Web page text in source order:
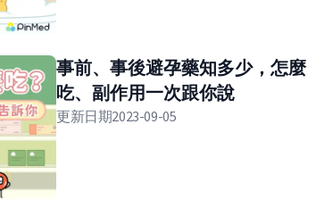
事前、事後避孕藥知多少，怎麼
吃、副作用一次跟你說
更新日期2023-09-05